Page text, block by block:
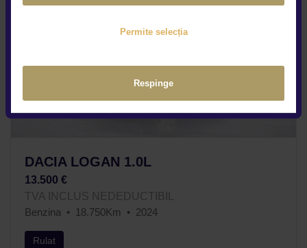
Permite selecția
Respinge
DACIA LOGAN 1.0L
13.500 €
TVA INCLUS NEDEDUCTIBIL
Benzina
18.750Km 2024
Rulat